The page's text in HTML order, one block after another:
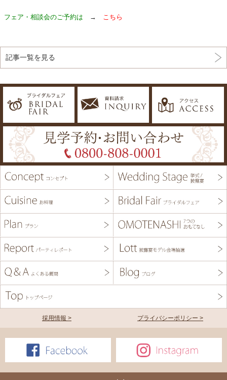
フェア・相談会のご予約は → こちら
記事一覧を見る
採用情報 > プライバシーポリシー >